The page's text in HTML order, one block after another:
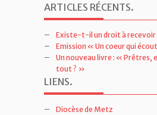
ARTICLES RÉCENTS.
Existe-t-il un droit à recevoir
Emission « Un coeur qui
Un nouveau livre : « Prêtres,
tout ? »
LIENS.
Diocèse de Metz